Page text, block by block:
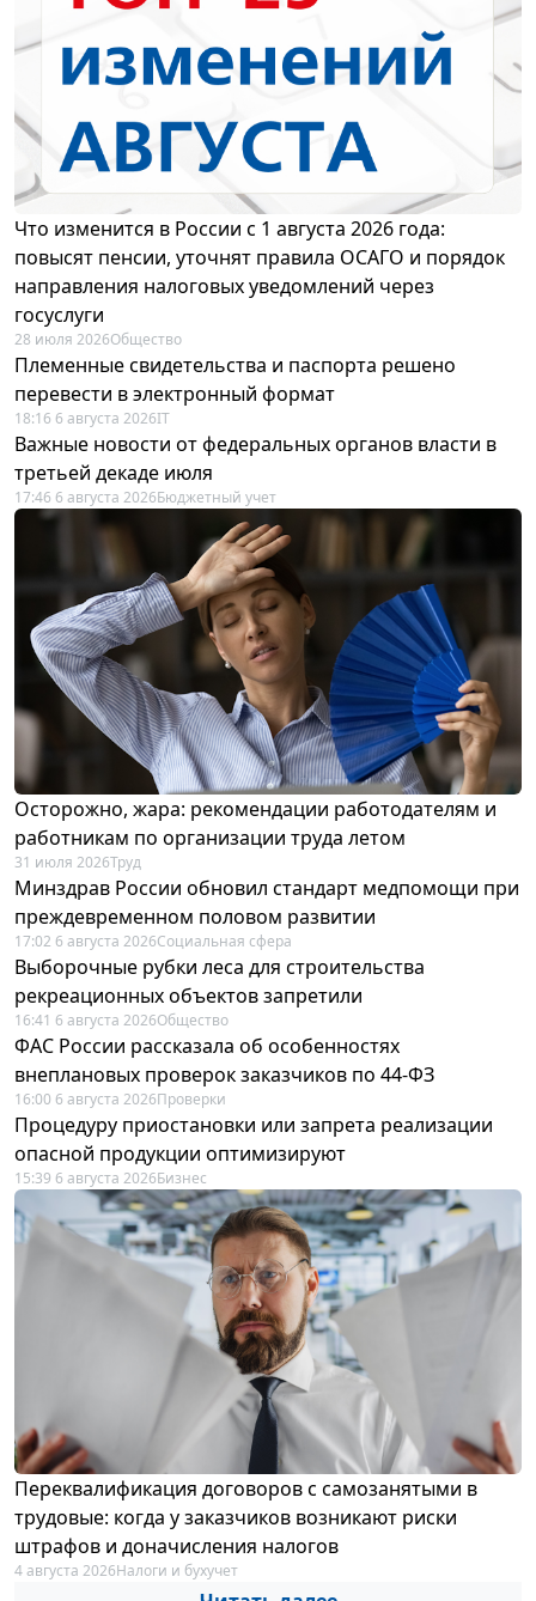
Что изменится в России с 1 августа 2026 года:
повысят пенсии, уточнят правила ОСАГО и порядок
направления налоговых уведомлений через
госуслуги
28 июля 2026Общество
Племенные свидетельства и паспорта решено
перевести в электронный формат
18:16 6 августа 2026IT
Важные новости от федеральных органов власти в
третьей декаде июля
17:46 6 августа 2026Бюджетный учет
Осторожно, жара: рекомендации работодателям и
работникам по организации труда летом
31 июля 2026Труд
Минздрав России обновил стандарт медпомощи при
преждевременном половом развитии
17:02 6 августа 2026Социальная сфера
Выборочные рубки леса для строительства
рекреационных объектов запретили
16:41 6 августа 2026Общество
ФАС России рассказала об особенностях
внеплановых проверок заказчиков по 44-ФЗ
16:00 6 августа 2026Проверки
Процедуру приостановки или запрета реализации
опасной продукции оптимизируют
15:39 6 августа 2026Бизнес
Переквалификация договоров с самозанятыми в
трудовые: когда у заказчиков возникают риски
штрафов и доначисления налогов
4 августа 2026Налоги и бухучет